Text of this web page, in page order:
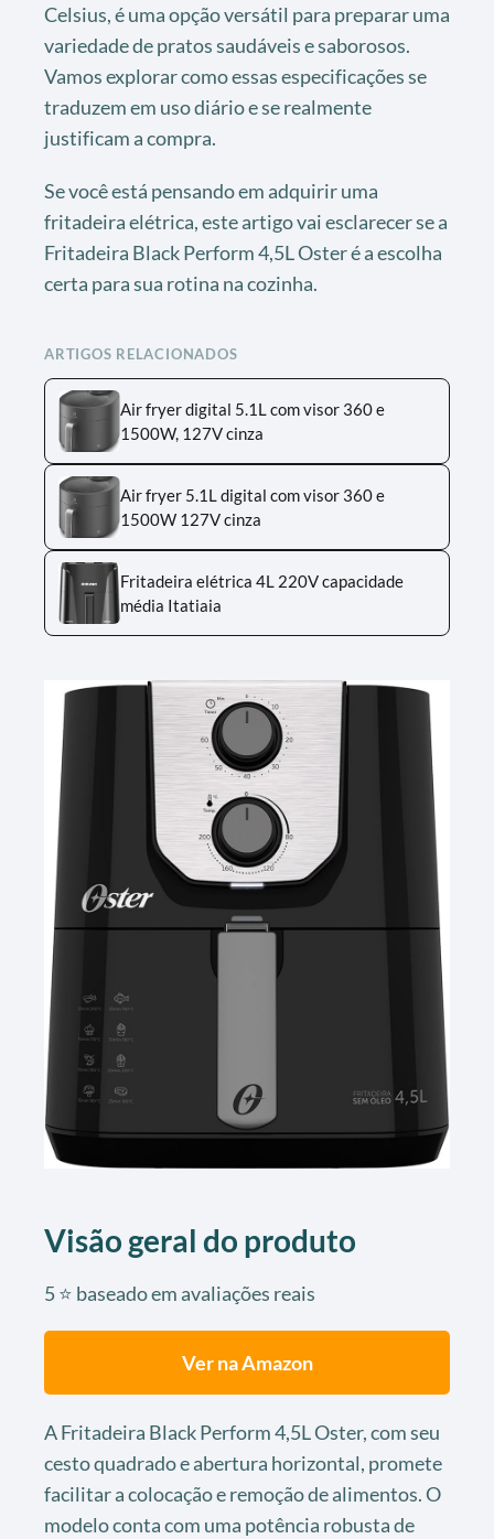
Celsius, é uma opção versátil para preparar uma
variedade de pratos saudáveis e saborosos.
Vamos explorar como essas especificações se
traduzem em uso diário e se realmente
justificam a compra.
Se você está pensando em adquirir uma
fritadeira elétrica, este artigo vai esclarecer se a
Fritadeira Black Perform 4,5L Oster é a escolha
certa para sua rotina na cozinha.
ARTIGOS RELACIONADOS
Air fryer digital 5.1L com visor 360 e
1500W, 127V cinza
Air fryer 5.1L digital com visor 360 e
1500W 127V cinza
Fritadeira elétrica 4L 220V capacidade
média Itatiaia
Visão geral do produto
5 ⭐ baseado em avaliações reais
Ver na Amazon
A Fritadeira Black Perform 4,5L Oster, com seu
cesto quadrado e abertura horizontal, promete
facilitar a colocação e remoção de alimentos. O
modelo conta com uma potência robusta de